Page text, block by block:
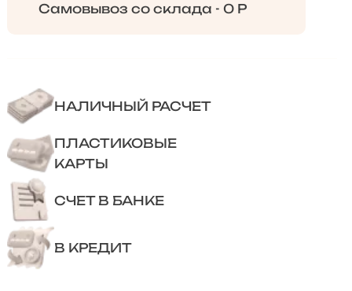
Самовывоз со склада - 0 Р
НАЛИЧНЫЙ РАСЧЕТ
ПЛАСТИКОВЫЕ
КАРТЫ
СЧЕТ В БАНКЕ
В КРЕДИТ